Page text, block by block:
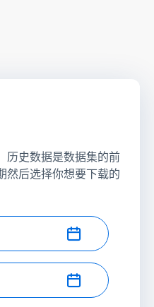
历史数据是数据集的前
然后选择你想要下载的